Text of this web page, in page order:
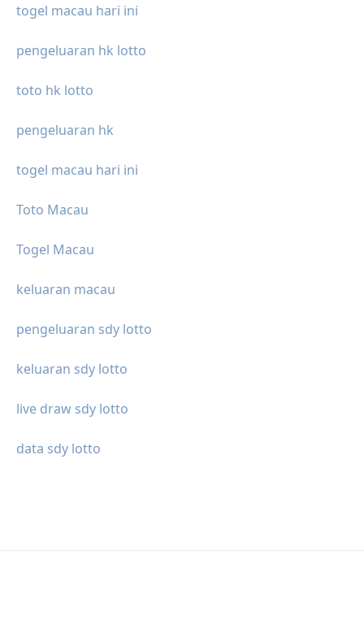
togel macau hari ini
pengeluaran hk lotto
toto hk lotto
pengeluaran hk
togel macau hari ini
Toto Macau
Togel Macau
keluaran macau
pengeluaran sdy lotto
keluaran sdy lotto
live draw sdy lotto
data sdy lotto